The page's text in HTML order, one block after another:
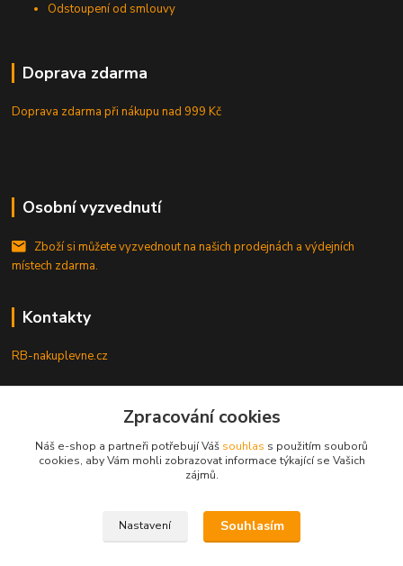
Odstoupení od smlouvy
Doprava zdarma
Doprava zdarma při nákupunad 999 Kč
Osobní vyzvednutí
Zboží si můžete vyzvednout na našich prodejnách a výdejních
místech zdarma.
Kontakty
RB-nakuplevne.cz
+420 222722421
info@rb-nakuplevne.cz
Zpracování cookies
Náš e-shop a partneři potřebují Váš souhlas s použitím souborů
cookies, aby Vám mohli zobrazovat informace týkající se Vašich
zájmů.
Nastavení Souhlasím